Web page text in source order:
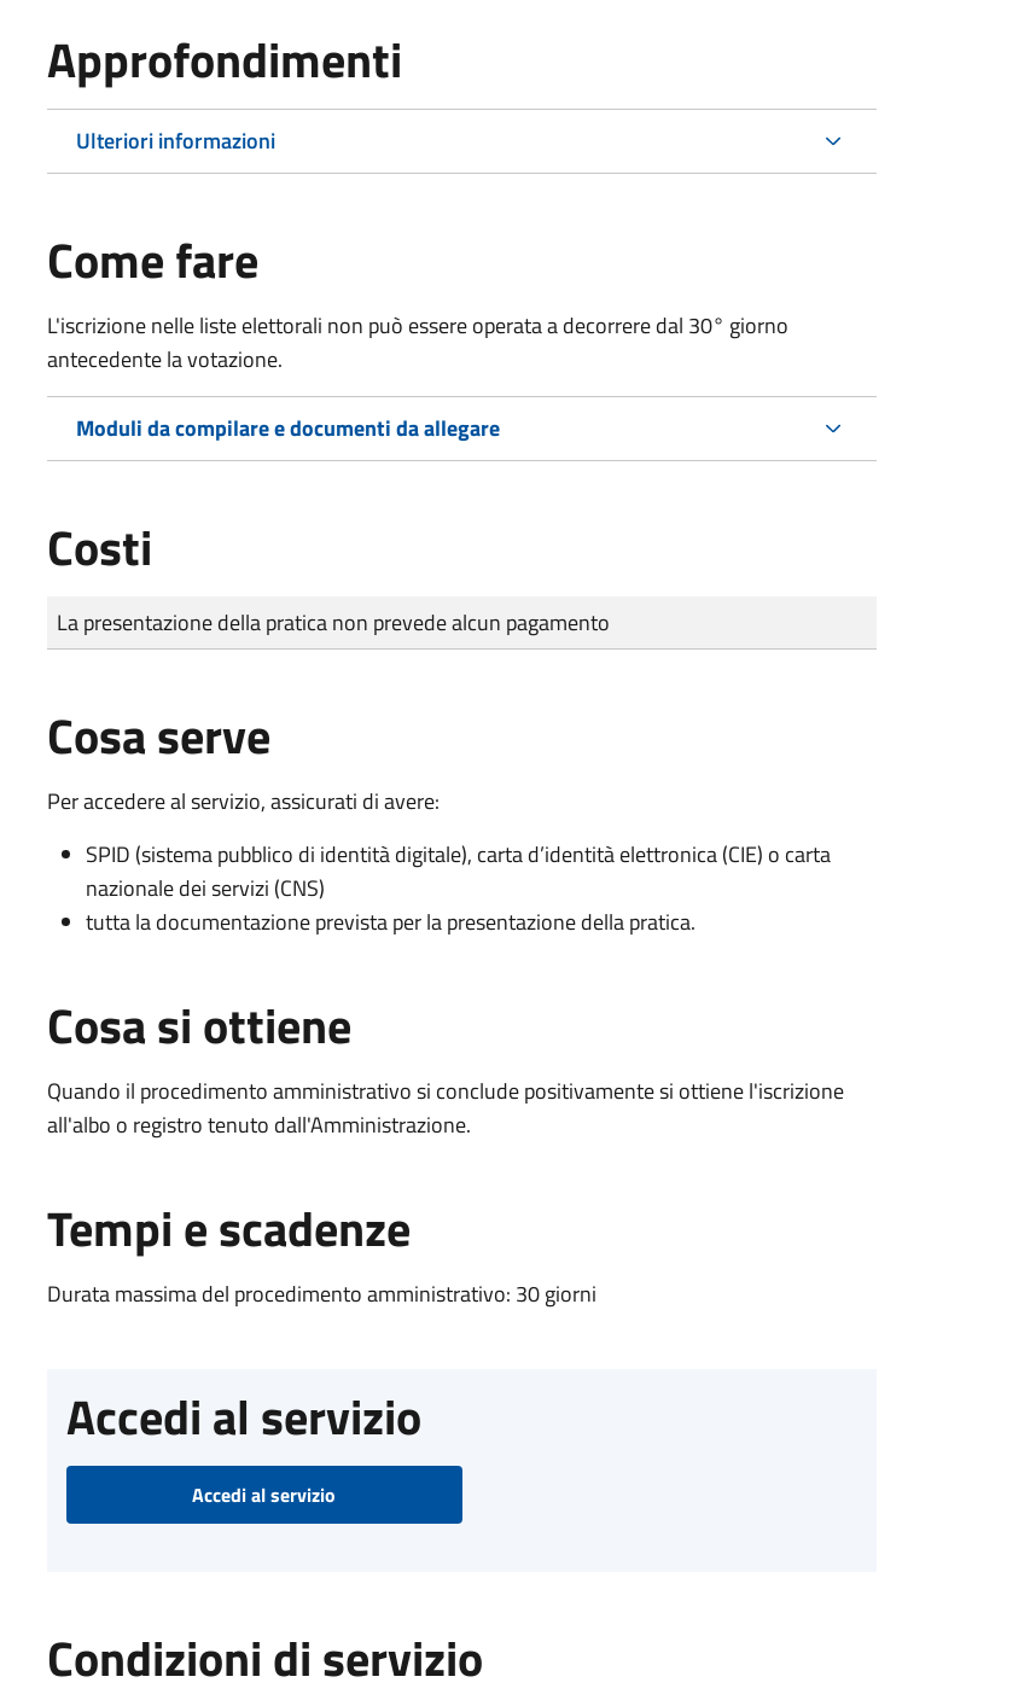
Approfondimenti
Ulteriori informazioni
Come fare
L'iscrizione nelle liste elettorali non può essere operata a decorrere dal 30° giorno
antecedente la votazione.
Moduli da compilare e documenti da allegare
Costi
Tipo di pagamento
Importo
La presentazione della pratica non prevede alcun pagamento
Cosa serve
Per accedere al servizio, assicurati di avere:
SPID (sistema pubblico di identità digitale), carta d’identità elettronica (CIE) o carta
nazionale dei servizi (CNS)
tutta la documentazione prevista per la presentazione della pratica.
Cosa si ottiene
Quando il procedimento amministrativo si conclude positivamente si ottiene l'iscrizione
all'albo o registro tenuto dall'Amministrazione.
Tempi e scadenze
Durata massima del procedimento amministrativo: 30 giorni
Accedi al servizio
Accedi al servizio
Condizioni di servizio